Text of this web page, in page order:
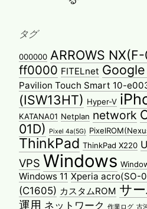
タグ
000000 ARROWS NX(F-
ff0000 FITELnet
Pavilion Touch Smart 10-
(ISW13HT) Hyper-V
KATANA01 Netplan network
01D)
Pixel 4a(5G)
ThinkPad ThinkPad X220
VPS Windows
Windows 11 Xperia acro(SO-
(C1605) カスタムROM サ
運用 ネットワーク 作業ログ 古